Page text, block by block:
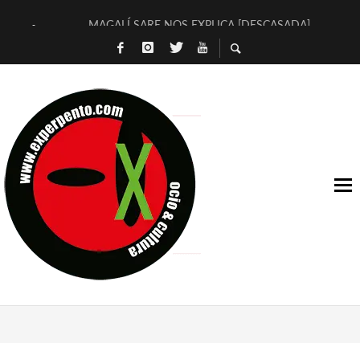
MAGALÍ SARE NOS EXPLICA [DESCASADA]
«NO TENGO PUTOS SUEÑOS»
[LA BOLA NEGRA] DE JAVIER CALVO Y JAVIER AMBROSSI
OSLO OVNIES LLEGAN CORRIENDO A ARANDA
FÉLIX CALVO NOS PRESENTA [LAS PALMERAS] (NOVELA
[EL SER QUERIDO] DE RODRIGO SOROGOYEN
ENTREVISTA A IVÁN HUMANES POR [EL LIBRO ROJO]
ARRABAL, ARRABAL, ARRABAL, ARRABEAUX